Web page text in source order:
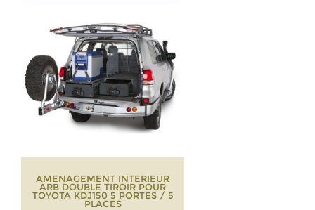
AMENAGEMENT INTERIEUR
ARB DOUBLE TIROIR POUR
TOYOTA KDJ150 5 PORTES / 5
PLACES